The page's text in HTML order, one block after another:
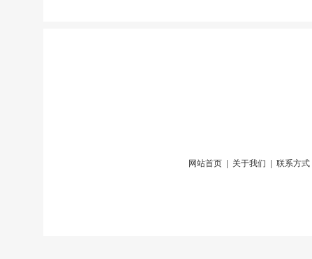
网站首页 关于我们 联系方式